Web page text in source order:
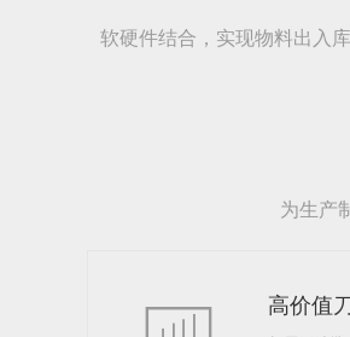
软硬件结合，实现物料出入
为生产
高价值